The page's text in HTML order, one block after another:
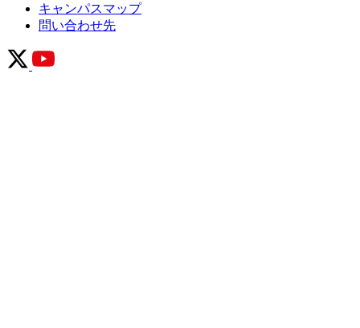
キャンパスマップ
問い合わせ先